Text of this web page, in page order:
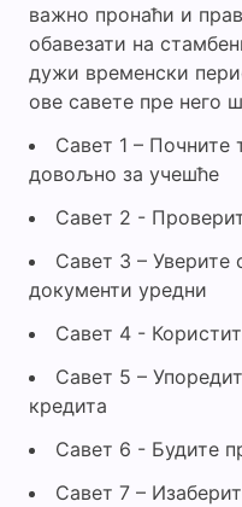
важно пронаћи и
обавезати на
дужи временски
ове савете пре него
Савет 1 – Почните
довољно за учешће
Савет 2 -
Савет 3 – Уверите
документи уредни
Савет 4 -
Савет 5 –
кредита
Савет 6 - Будите
Савет 7 –